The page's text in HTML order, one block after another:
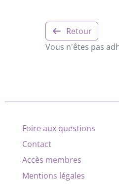
Retour
Vous n'êtes pas
Foire aux questions
Contact
Accès membres
Mentions légales